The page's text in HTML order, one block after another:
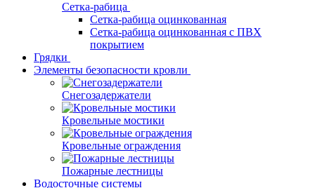
Сетка-рабица
Сетка-рабица оцинкованная
Сетка-рабица оцинкованная с ПВХ
покрытием
Грядки
Элементы безопасности кровли
Снегозадержатели
Кровельные мостики
Кровельные ограждения
Пожарные лестницы
Водосточные системы